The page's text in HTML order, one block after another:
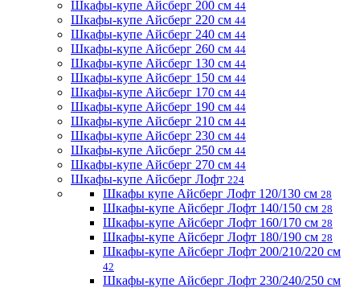
Шкафы-купе Айсберг 200 см 44
Шкафы-купе Айсберг 220 см 44
Шкафы-купе Айсберг 240 см 44
Шкафы-купе Айсберг 260 см 44
Шкафы-купе Айсберг 130 см 44
Шкафы-купе Айсберг 150 см 44
Шкафы-купе Айсберг 170 см 44
Шкафы-купе Айсберг 190 см 44
Шкафы-купе Айсберг 210 см 44
Шкафы-купе Айсберг 230 см 44
Шкафы-купе Айсберг 250 см 44
Шкафы-купе Айсберг 270 см 44
Шкафы-купе Айсберг Лофт 224
Шкафы купе Айсберг Лофт 120/130 см 28
Шкафы-купе Айсберг Лофт 140/150 см 28
Шкафы-купе Айсберг Лофт 160/170 см 28
Шкафы-купе Айсберг Лофт 180/190 см 28
Шкафы-купе Айсберг Лофт 200/210/220 см
42
Шкафы-купе Айсберг Лофт 230/240/250 см